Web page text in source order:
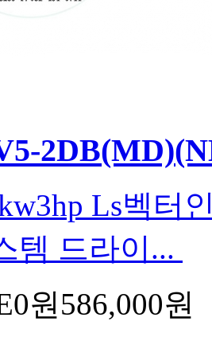
Ls벡터
템 드라이...
0원586,000원